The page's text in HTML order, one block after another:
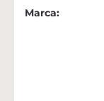
Marca: